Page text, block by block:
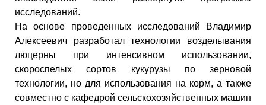
исследований.
На основе проведенных исследований Владимир
Алексеевич разработал технологии возделывания
люцерны при интенсивном использовании,
скороспелых сортов кукурузы по зерновой
технологии, но для использования на корм, а также
совместно с кафедрой сельскохозяйственных машин